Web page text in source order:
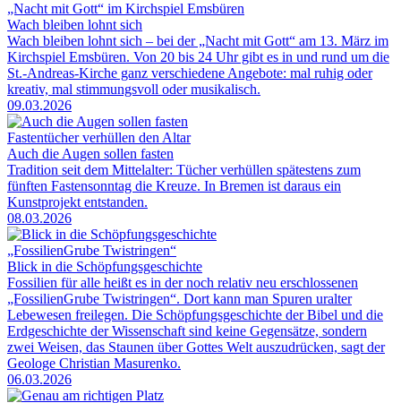
„Nacht mit Gott“ im Kirchspiel Emsbüren
Wach bleiben lohnt sich
Wach bleiben lohnt sich – bei der „Nacht mit Gott“ am 13. März im
Kirchspiel Emsbüren. Von 20 bis 24 Uhr gibt es in und rund um die
St.-Andreas-Kirche ganz verschiedene Angebote: mal ruhig oder
kreativ, mal stimmungsvoll oder musikalisch.
09.03.2026
Fastentücher verhüllen den Altar
Auch die Augen sollen fasten
Tradition seit dem Mittelalter: Tücher verhüllen spätestens zum
fünften Fastensonntag die Kreuze. In Bremen ist daraus ein
Kunstprojekt entstanden.
08.03.2026
„FossilienGrube Twistringen“
Blick in die Schöpfungsgeschichte
Fossilien für alle heißt es in der noch relativ neu erschlossenen
„FossilienGrube Twistringen“. Dort kann man Spuren uralter
Lebewesen freilegen. Die Schöpfungsgeschichte der Bibel und die
Erdgeschichte der Wissenschaft sind keine Gegensätze, sondern
zwei Weisen, das Staunen über Gottes Welt auszudrücken, sagt der
Geologe Christian Masurenko.
06.03.2026